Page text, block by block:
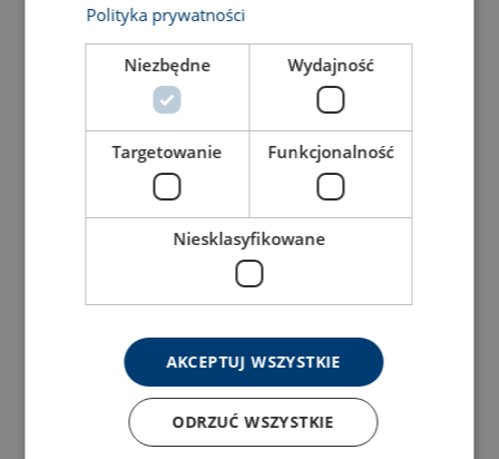
Polityka prywatności
Niezbędne Wydajność
Targetowanie Funkcjonalność
Niesklasyfikowane
AKCEPTUJ WSZYSTKIE
ODRZUĆ WSZYSTKIE